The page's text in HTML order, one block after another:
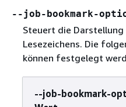
--job-bookmark-
Steuert die
Lesezeichens. Die
können festgelegt